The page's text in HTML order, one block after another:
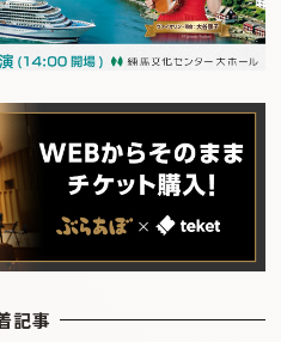
記事